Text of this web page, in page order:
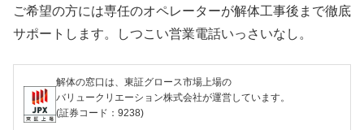
ご希望の方には専任のオペレーターが解体工事後まで徹底
サポートします。しつこい営業電話いっさいなし。
解体の窓口は、東証グロース市場上場の
バリュークリエーション株式会社が運営しています。
(証券コード：9238)